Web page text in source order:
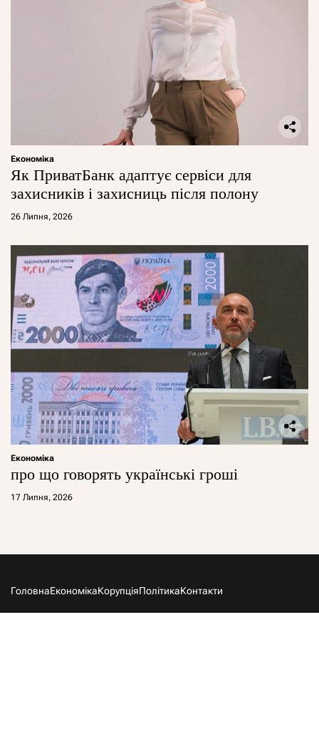
Економіка
Як ПриватБанк адаптує сервіси для
захисників і захисниць після полону
26 Липня, 2026
Економіка
про що говорять українські гроші
17 Липня, 2026
ГоловнаЕкономікаКорупціяПолітикаКонтакти